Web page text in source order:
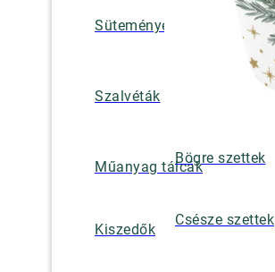
Süteményes és tortatálak
Szalvéták
Műanyag tálcák
Kiszedők
Bögre szettek
Csésze szettek